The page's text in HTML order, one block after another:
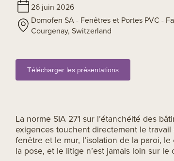
26 juin 2026
Domofen SA - Fenêtres et Portes PVC -
Courgenay, Switzerland
Télécharger les présentations
La norme SIA 271 sur l’étanchéité des
exigences touchent directement le
fenêtre et le mur, l’isolation de la paroi,
la pose, et le litige n’est jamais loin sur le